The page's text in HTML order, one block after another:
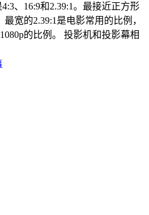
、16:9和2.39:1。最接近正方形
宽的2.39:1是电影常用的比例，
的比例。 投影机和投影幕相